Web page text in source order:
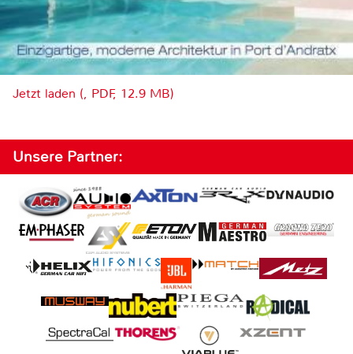
Jetzt laden (, PDF, 12.9 MB)
Unsere Partner: